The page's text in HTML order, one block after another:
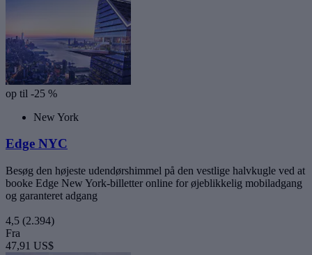
op til -25 %
New York
Edge NYC
Besøg den højeste udendørshimmel på den vestlige halvkugle ved at
booke Edge New York-billetter online for øjeblikkelig mobiladgang
og garanteret adgang
4,5 (2.394)
Fra
47,91 US$